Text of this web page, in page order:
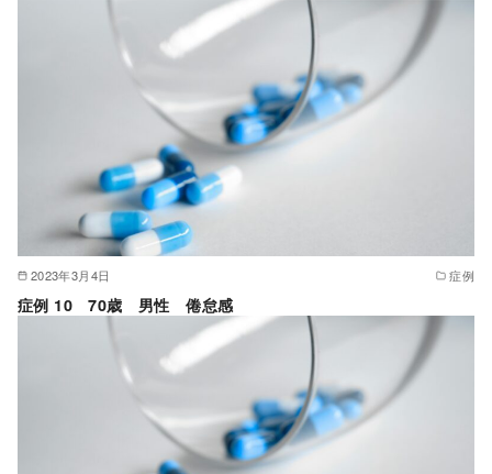
2023年3月4日 症例
症例 10 70歳 男性 倦怠感